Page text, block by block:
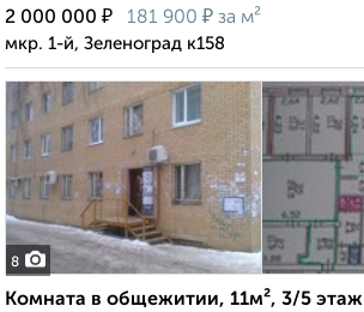
2 000 000 ₽ 181 900 ₽ за м²
мкр. 1-й, Зеленоград к158
8
Комната в общежитии, 11м², 3/5 этаж